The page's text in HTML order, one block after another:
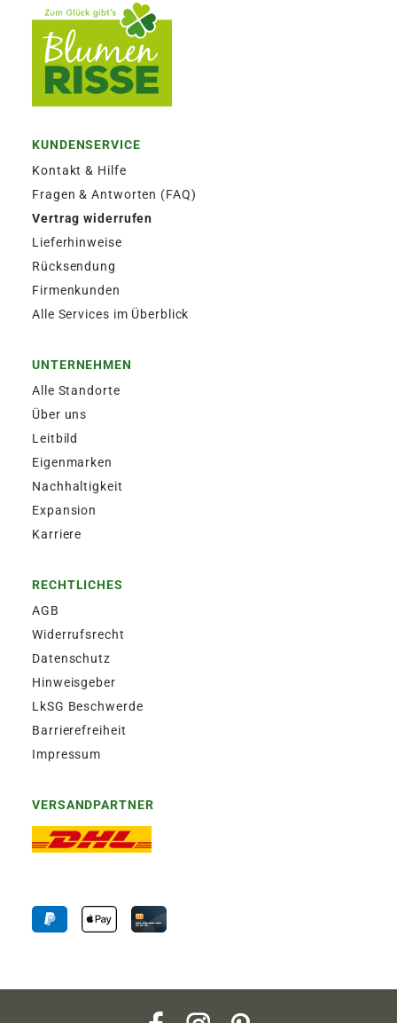
KUNDENSERVICE
Kontakt & Hilfe
Fragen & Antworten (FAQ)
Vertrag widerrufen
Lieferhinweise
Rücksendung
Firmenkunden
Alle Services im Überblick
UNTERNEHMEN
Alle Standorte
Über uns
Leitbild
Eigenmarken
Nachhaltigkeit
Expansion
Karriere
RECHTLICHES
AGB
Widerrufsrecht
Datenschutz
Hinweisgeber
LkSG Beschwerde
Barrierefreiheit
Impressum
VERSANDPARTNER